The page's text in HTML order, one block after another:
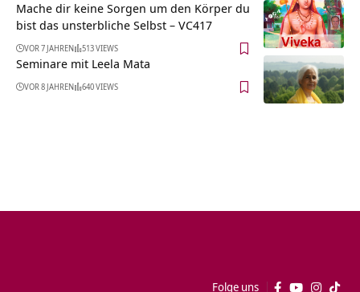
Mache dir keine Sorgen um den Körper du
bist das unsterbliche Selbst – VC417
VOR 7 JAHREN 513 VIEWS
Seminare mit Leela Mata
VOR 8 JAHREN 640 VIEWS
Folge uns